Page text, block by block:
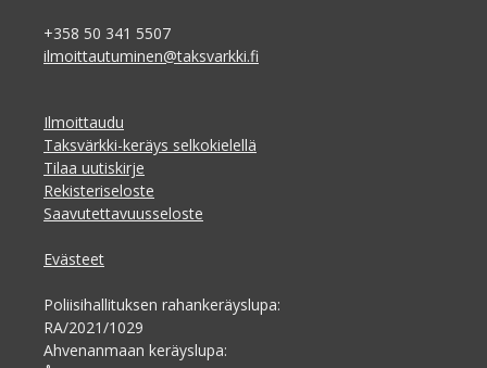
+358 50 341 5507
ilmoittautuminen@taksvarkki.fi
Ilmoittaudu
Taksvärkki-keräys selkokielellä
Tilaa uutiskirje
Rekisteriseloste
Saavutettavuusseloste
Evästeet
Poliisihallituksen rahankeräyslupa:
RA/2021/1029
Ahvenanmaan keräyslupa: